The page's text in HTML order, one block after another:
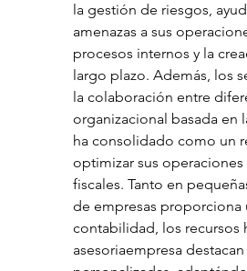
la gestión de riesgos,
amenazas a sus
procesos internos y la
largo plazo. Además, los
la colaboración entre
organizacional basada en
ha consolidado como un
optimizar sus
fiscales. Tanto en
de empresas proporciona
contabilidad, los recursos
asesoriaempresa